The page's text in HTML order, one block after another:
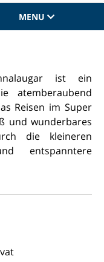
MENU
ist ein
atemberaubend
Reisen im Super
und wunderbares
die kleineren
entspanntere